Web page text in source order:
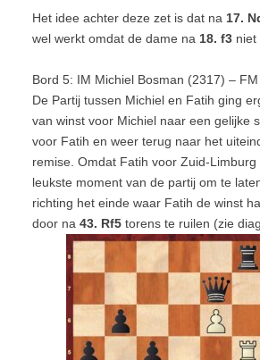
Het idee achter deze zet is dat na 17.
wel werkt omdat de dame na 18. f3niet
Bord 5: IM Michiel Bosman (2317) –
De Partij tussen Michiel en Fatih ging
van winst voor Michiel naar een gelijke
voor Fatih en weer terug naar het
remise. Omdat Fatih voor Zuid-Limburg
leukste moment van de partij om te
richting het einde waar Fatih de winst
door na 43. Rf5torens te ruilen (zie